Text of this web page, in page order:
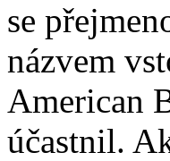
se
názvem
American
účastnil.